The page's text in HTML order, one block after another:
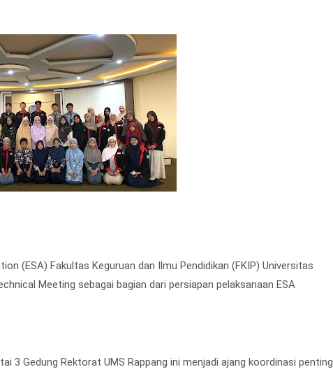
(ESA) Fakultas Keguruan dan Ilmu Pendidikan (FKIP) Universitas
Meeting sebagai bagian dari persiapan pelaksanaan ESA
3 Gedung Rektorat UMS Rappang ini menjadi ajang koordinasi penting